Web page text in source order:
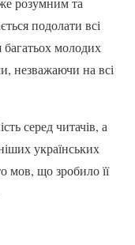
подолати всі
молодих
незважаючи на всі
серед читачів, а
українських
мов, що зробило її